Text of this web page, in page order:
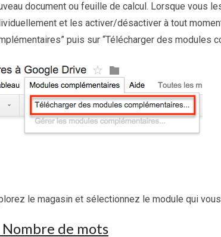
document ou feuille de calcul. Lorsque vous
et les activer/désactiver à tout
puis sur “Télécharger des modules
le magasin et sélectionnez le module qui
Nombre de mots